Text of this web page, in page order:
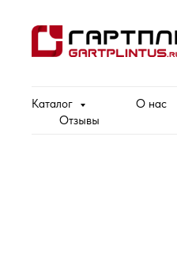
Каталог О нас
Отзывы